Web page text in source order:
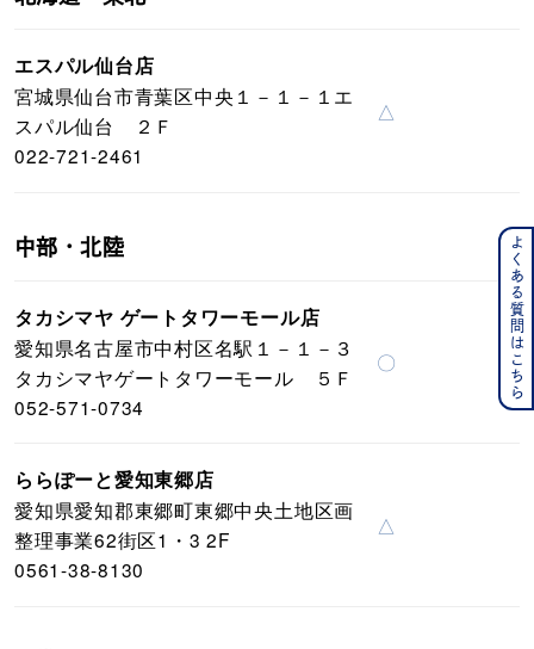
エスパル仙台店
宮城県仙台市青葉区中央１－１－１エ
スパル仙台 ２Ｆ
022-721-2461
△
中部・北陸
タカシマヤ ゲートタワーモール店
愛知県名古屋市中村区名駅１－１－３
タカシマヤゲートタワーモール ５Ｆ
052-571-0734
〇
ららぽーと愛知東郷店
愛知県愛知郡東郷町東郷中央土地区画
整理事業62街区1・3 2F
0561-38-8130
△
よくある質問はこちら